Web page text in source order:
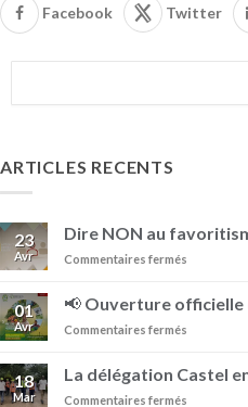
Facebook Twitter
ARTICLES RECENTS
23
Avr
Dire NON au
Commentaires fermés
au
un
01
Avr
📢 Ouverture officielle
Commentaires fermés
officielle
18
Mar
La délégation Castel
Commentaires fermés